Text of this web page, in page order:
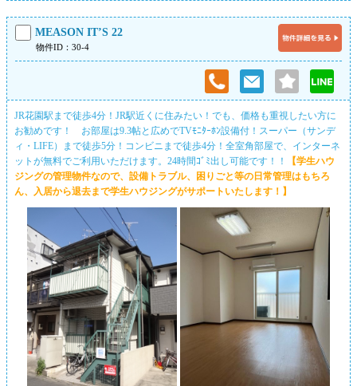
MEASON IT’S 22
物件ID：30-4
JR花園駅まで徒歩4分！JR駅近くに住みたい！でも、価格も重視したい方に
お勧めです！ お部屋は9.3帖と広めでTVﾓﾆﾀｰﾎﾝ設備付！スーパー（サンデ
ィ・LIFE）まで徒歩5分！コンビニまで徒歩4分！全室角部屋で、インターネ
ットが無料でご利用いただけます。24時間ｺﾞﾐ出し可能です！！
【学生ハウ
ジングの管理物件なので、設備トラブル、困りごと等の日常管理はもちろ
ん、入居から退去まで学生ハウジングがサポートいたします！】